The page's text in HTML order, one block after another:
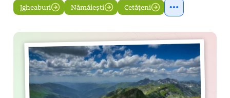
Jgheaburi Nămăiești Cetățeni